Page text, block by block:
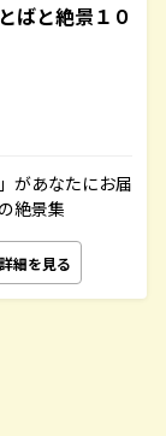
ばと絶景１０
があなたにお届
絶景集
詳細を見る